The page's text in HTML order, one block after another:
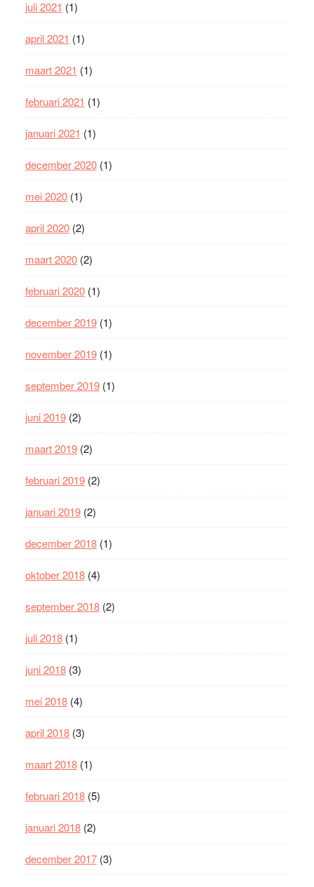
juli 2021 (1)
april 2021 (1)
maart 2021 (1)
februari 2021 (1)
januari 2021 (1)
december 2020(1)
mei 2020(1)
april 2020(2)
maart 2020(2)
februari 2020(1)
december 2019(1)
november 2019(1)
september 2019(1)
juni 2019(2)
maart 2019(2)
februari 2019(2)
januari 2019(2)
december 2018(1)
oktober 2018(4)
september 2018(2)
juli 2018(1)
juni 2018(3)
mei 2018(4)
april 2018(3)
maart 2018(1)
februari 2018(5)
januari 2018(2)
december 2017(3)